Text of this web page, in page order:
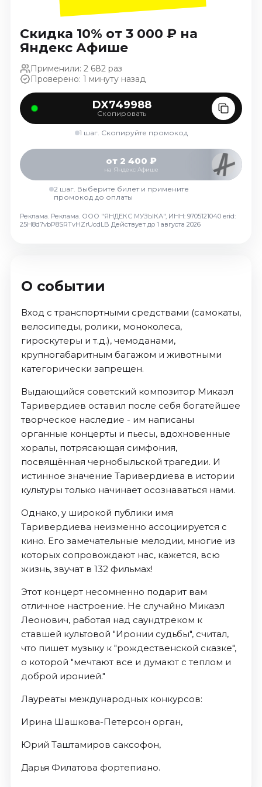
Октябрь 2026
Спорт
Август 2026
Сентябрь 2026
Октябрь 2026
События
Август 2026
Сентябрь 2026
Октябрь 2026
Ноябрь 2026
Декабрь 2026
Январь 2027
Скидка 10% от 3 000 ₽ на
Яндекс Афише
Применили: 2 682 раз
Проверено: 1 минуту назад
DX749988
Скопировать
1 шаг. Скопируйте промокод
от 2 400 ₽
на Яндекс Афише
2 шаг. Выберите билет и примените
промокод до оплаты
Реклама. Реклама. ООО "ЯНДЕКС МУЗЫКА", ИНН: 9705121040 erid:
25H8d7vbP8SRTvHZrUcdLB Действует до 1 августа 2026
О событии
Вход с транспортными средствами (самокаты,
велосипеды, ролики, моноколеса,
гироскутеры и т.д.), чемоданами,
крупногабаритным багажом и животными
категорически запрещен.
Выдающийся советский композитор Микаэл
Таривердиев оставил после себя богатейшее
творческое наследие - им написаны
органные концерты и пьесы, вдохновенные
хоралы, потрясающая симфония,
посвящённая чернобыльской трагедии. И
истинное значение Таривердиева в истории
культуры только начинает осознаваться нами.
Однако, у широкой публики имя
Таривердиева неизменно ассоциируется с
кино. Его замечательные мелодии, многие из
которых сопровождают нас, кажется, всю
жизнь, звучат в 132 фильмах!
Этот концерт несомненно подарит вам
отличное настроение. Не случайно Микаэл
Леонович, работая над саундтреком к
ставшей культовой "Иронии судьбы", считал,
что пишет музыку к "рождественской сказке",
о которой "мечтают все и думают с теплом и
доброй иронией."
Лауреаты международных конкурсов:
Ирина Шашкова-Петерсон орган,
Юрий Таштамиров саксофон,
Дарья Филатова фортепиано.